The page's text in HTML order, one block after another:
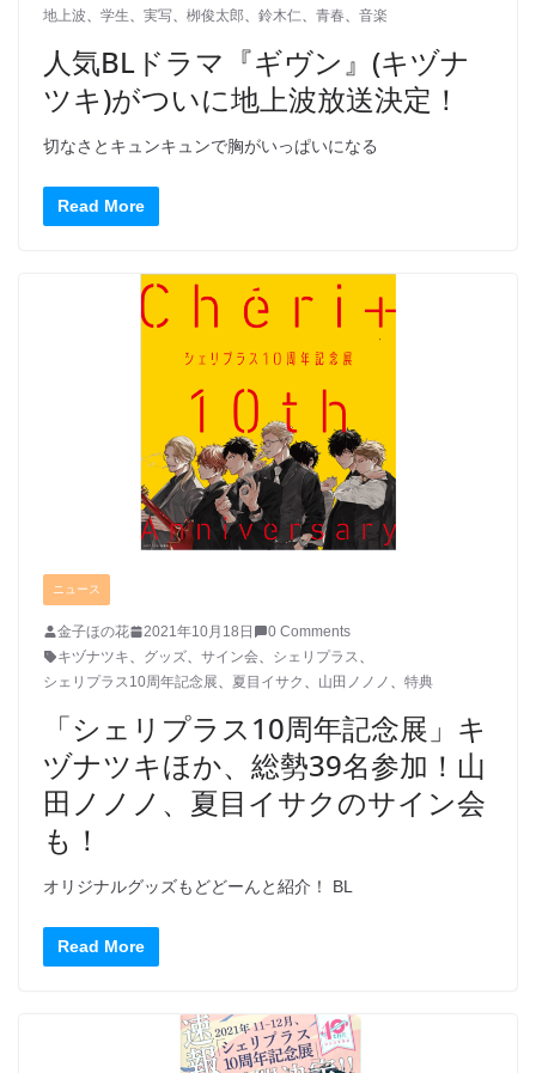
地上波
学生 実写 栁俊太郎 鈴木仁 青春 音楽
人気BLドラマ『ギヴン』(キヅナ
ツキ)がついに地上波放送決定！
切なさとキュンキュンで胸がいっぱいになる
Read More
ニュース
金子ほの花 2021年10月18日
0 Comments
キヅナツキ、 グッズ、 サイン会、 シェリプラス、
シェリプラス10周年記念展、 夏目イサク 、 山田ノノノ 、 特典
「シェリプラス10周年記念展」キ
ヅナツキほか、総勢39名参加！山
田ノノノ、夏目イサクのサイン会
も！
オリジナルグッズもどどーんと紹介！ BL
Read More